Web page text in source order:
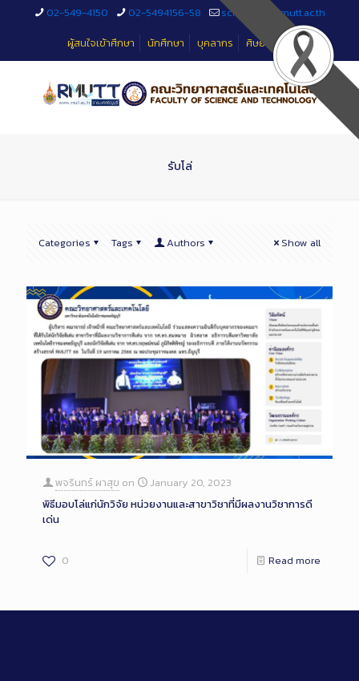
02-549-4150 02-5494156-58
sciteched@rmutt.ac.th
ผู้สนใจเข้าศึกษา
นักศึกษา บุคลากร ศิษย์เก่า
รับโล่
Categories Tags Authors Show all
พจรินทร์ ผาสุข on
January 20, 2023
พิธีมอบโล่แก่นักวิจัย หน่วยงานและสาขาวิชาที่มีผลงานวิชาการดี
เด่น
0 Read more